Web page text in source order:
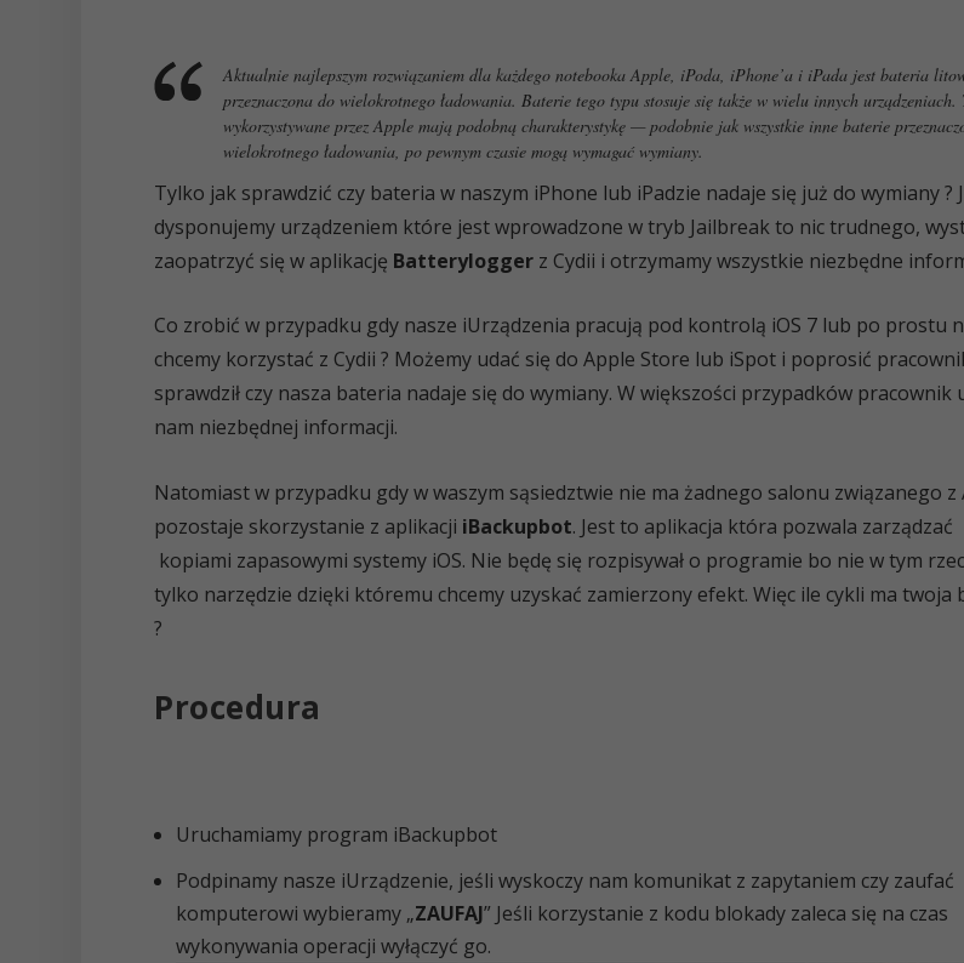
Aktualnie najlepszym rozwiązaniem dla każdego notebooka Apple, iPoda, iPhone’a i iPada jest bateria
przeznaczona do wielokrotnego ładowania. Baterie tego typu stosuje się także w wielu innych urządzeniach.
wykorzystywane przez Apple mają podobną charakterystykę — podobnie jak wszystkie inne baterie
wielokrotnego ładowania, po pewnym czasie mogą wymagać wymiany.
Tylko jak sprawdzić czy bateria w naszym iPhone lub iPadzie nadaje się już do wymiany ?
dysponujemy urządzeniem które jest wprowadzone w tryb Jailbreak to nic trudnego,
zaopatrzyć się w aplikację Batterylogger z Cydii i otrzymamy wszystkie niezbędne
Co zrobić w przypadku gdy nasze iUrządzenia pracują pod kontrolą iOS 7 lub po prostu
chcemy korzystać z Cydii ? Możemy udać się do Apple Store lub iSpot i poprosić
sprawdził czy nasza bateria nadaje się do wymiany. W większości przypadków pracownik
nam niezbędnej informacji.
Natomiast w przypadku gdy w waszym sąsiedztwie nie ma żadnego salonu związanego z
pozostaje skorzystanie z aplikacji iBackupbot. Jest to aplikacja która pozwala zarządzać
kopiami zapasowymi systemy iOS. Nie będę się rozpisywał o programie bo nie w tym
tylko narzędzie dzięki któremu chcemy uzyskać zamierzony efekt. Więc ile cykli ma twoja
?
Procedura
Uruchamiamy program iBackupbot
Podpinamy nasze iUrządzenie, jeśli wyskoczy nam komunikat z zapytaniem czy zaufać
komputerowi wybieramy „ZAUFAJ” Jeśli korzystanie z kodu blokady zaleca się na czas
wykonywania operacji wyłączyć go.